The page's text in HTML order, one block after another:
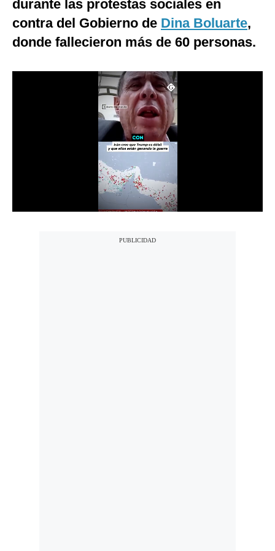
Internacional
Tecnología
Club del Suscriptor
durante las protestas sociales en
contra del Gobierno de Dina Boluarte,
donde fallecieron más de 60 personas.